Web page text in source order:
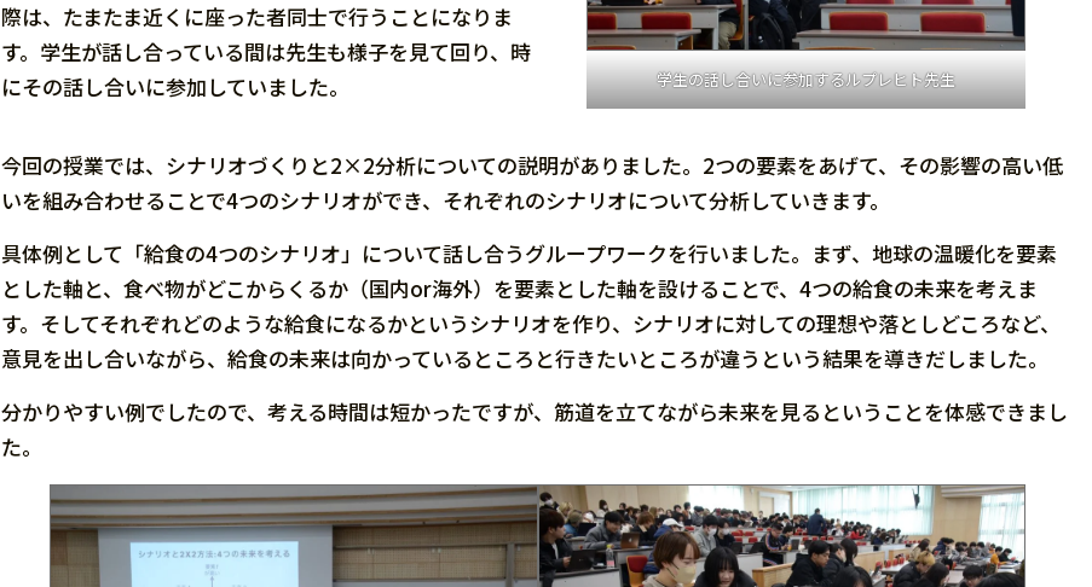
際は、たまたま近くに座った者同士で行うことになりま
す。学生が話し合っている間は先生も様子を見て回り、時
にその話し合いに参加していました。
学生の話し合いに参加するルプレヒト先生
今回の授業では、シナリオづくりと2×2分析についての説明がありました。2つの要素をあげて、その影響の高い低
いを組み合わせることで4つのシナリオができ、それぞれのシナリオについて分析していきます。
具体例として「給食の4つのシナリオ」について話し合うグループワークを行いました。まず、地球の温暖化を要素
とした軸と、食べ物がどこからくるか（国内or海外）を要素とした軸を設けることで、4つの給食の未来を考えま
す。そしてそれぞれどのような給食になるかというシナリオを作り、シナリオに対しての理想や落としどころなど、
意見を出し合いながら、給食の未来は向かっているところと行きたいところが違うという結果を導きだしました。
分かりやすい例でしたので、考える時間は短かったですが、筋道を立てながら未来を見るということを体感できまし
た。